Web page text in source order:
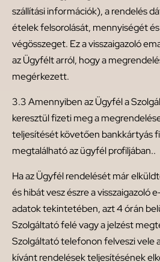
szállítási információk), a rendelés
ételek felsorolását, mennyiségét
végösszeget. Ez a visszaigazoló
az Ügyfélt arról, hogy a
megérkezett.
3.3 Amennyiben az Ügyfél a
keresztül fizeti meg a
teljesítését követően bankkártyás
megtalálható az ügyfél profiljában..
Ha az Ügyfél rendelését már
és hibát vesz észre a visszaigazoló
adatok tekintetében, azt 4 órán
Szolgáltató felé vagy a jelzést
Szolgáltató telefonon felveszi vele
kívánt rendelések teljesítésének